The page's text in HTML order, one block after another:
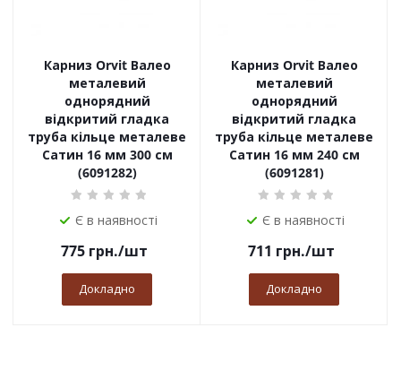
Карниз Orvit Валео
металевий
однорядний
відкритий гладка
труба кільце металеве
Сатин 16 мм 300 см
(6091282)
Є в наявності
775грн./шт
Докладно
Карниз Orvit Валео
металевий
однорядний
відкритий гладка
труба кільце металеве
Сатин 16 мм 240 см
(6091281)
Є в наявності
711 грн./шт
Докладно